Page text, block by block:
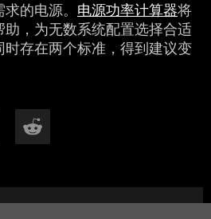
的电源。 电源功率计算器将
，为无数系统配置选择合适
存在两个标准，得到建议变